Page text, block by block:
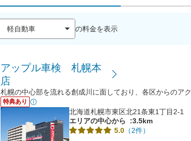
の料金を表示
アップル車検 札幌本
店
札幌の中心部を流れる創成川に面しており、各区からのアク
特典あり
北海道札幌市東区北21条東1丁目2-1
エリアの中心から
:3.5km
5.0 （2件）